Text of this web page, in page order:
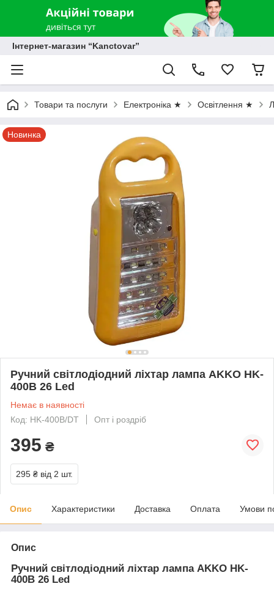
Інтернет-магазин “Kanctovar”
Товари та послуги Електроніка ★ Освітлення ★
Новинка
Ручний світлодіодний ліхтар лампа AKKO HK-
400B 26 Led
Немає в наявності
Код: HK-400B/DT
Опт і роздріб
395 ₴
295 ₴ від 2 шт.
Опис Характеристики Доставка Оплата Умови
Опис
Ручний світлодіодний ліхтар лампа AKKO HK-
400B 26 Led